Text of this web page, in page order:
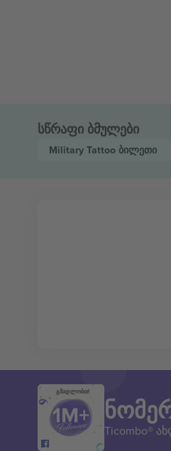
სწრაფი ბმულები
Military Tattoo ბილეთი
გმადლობთ!
Ticombo®